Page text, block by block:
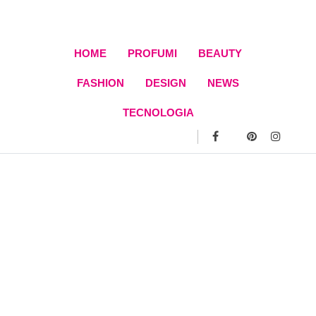
HOME PROFUMI BEAUTY
FASHION DESIGN NEWS
TECNOLOGIA